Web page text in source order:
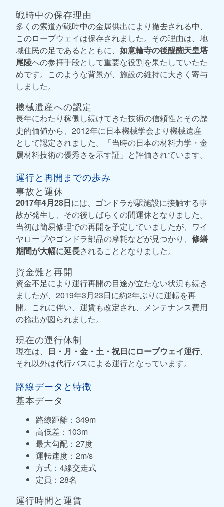
戦時中の保存理由
多くの索道が戦時中の金属供出により撤去される中、
このロープウェイは保存されました。その理由は、地
域住民の足であるとともに、 如意輪寺の後醍醐天皇塔
尾陵への参拝手段として重要な役割を果たしていたた
めです。このような背景が、施設の維持に大きく寄与
しました。
機械遺産への認定
長年にわたり稼働し続けてきた技術の信頼性とその歴
史的価値から、2012年に日本機械学会より機械遺産
として認定されました。「当時の日本の材料力学・金
属材料技術の優秀さを示す証」と評価されています。
運行と再開までの歩み
事故と運休
2017年4月28日には、ゴンドラが駅施設に接触する事
故が発生し、その後しばらくの間運休となりました。
当初は簡易修理での再開を予定していましたが、ワイ
ヤロープやゴンドラ部品の摩耗などが見つかり、 修繕
期間が大幅に延長されることとなりました。
資金難と再開
資金不足により運行再開の目途が立たない状況も続き
ましたが、2019年3月23日に約2年ぶりに運転を再
開。これに伴い、運賃も改定され、メンテナンス費用
の捻出が図られました。
現在の運行体制
現在は、 日・月・金・土・祝日にロープウェイ運行、
それ以外は代行バスによる運行となっています。
路線データと特徴
基本データ
路線距離：349m
高低差：103m
最大勾配：27度
運転速度：2m/s
方式：4線交走式
定員：28名
運行時間と運賃